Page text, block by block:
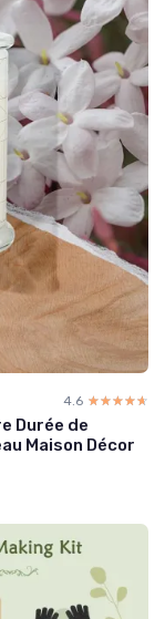
4.6 ☆☆☆☆☆
★★★★★
Durée de
Maison Décor